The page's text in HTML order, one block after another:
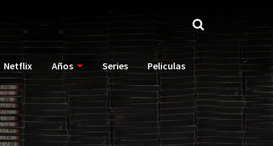
Netflix Años Series Peliculas